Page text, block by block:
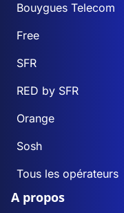
Bouygues Telecom
Free
SFR
RED by SFR
Orange
Sosh
Tous les opérateurs
A propos